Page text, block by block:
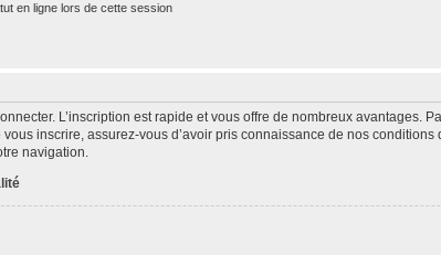
en ligne lors de cette session
L’inscription est rapide et vous offre de nombreux avantages.
inscrire, assurez-vous d’avoir pris connaissance de nos
navigation.